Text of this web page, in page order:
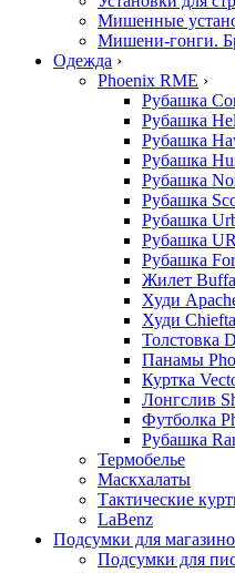
Мишенные
Мишени-гонги.
Одежда ›
Phoenix RME ›
Рубашка
Рубашка
Рубашка
Рубашка
Рубашка
Рубашка
Рубашка
Рубашка
Рубашка
Жилет
Худи
Худи
Толстовка
Панамы
Куртка
Лонгслив
Футболка
Рубашка
Термобелье
Маскхалаты
Тактические
LaBenz
Подсумки для
Подсумки для